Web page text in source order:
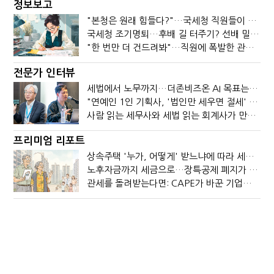
정보보고
"본청은 원래 힘들다?"…국세청 직원들이 떠나는 이유
국세청 조기명퇴…후배 길 터주기? 선배 밀어내기?
"한 번만 더 건드려봐"…직원에 폭발한 관세청장, 왜?
전문가 인터뷰
세법에서 노무까지…더존비즈온 AI 목표는 '전문가의 시간'
"연예인 1인 기획사, '법인만 세우면 절세' 시대 끝났다"
사람 읽는 세무사와 세법 읽는 회계사가 만나면?
프리미엄 리포트
상속주택 '누가, 어떻게' 받느냐에 따라 세금이 달라진다
노후자금까지 세금으로…장특공제 폐지가 부를 조세의 역설
관세를 돌려받는다면: CAPE가 바꾼 기업의 현금흐름